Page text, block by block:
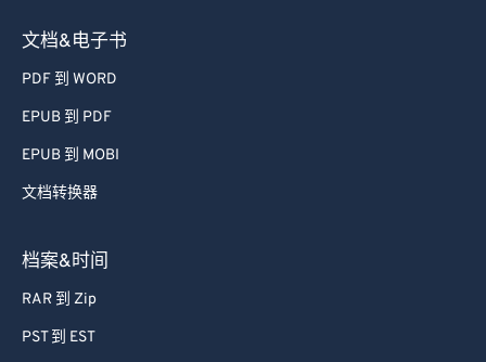
文档&电子书
PDF 到 WORD
EPUB 到 PDF
EPUB 到 MOBI
文档转换器
档案&时间
RAR 到 Zip
PST 到 EST